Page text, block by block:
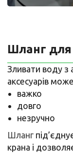
Шланг для
Зливати воду з
аксесуарів
важко
довго
незручно
Шланг
крана і